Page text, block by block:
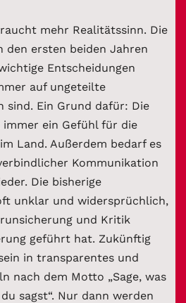
mehr Realitätssinn. Die
den ersten beiden Jahren
Entscheidungen
auf ungeteilte
sind. Ein Grund dafür: Die
ein Gefühl für die
Land. Außerdem bedarf es
Kommunikation
Die bisherige
unklar und widersprüchlich,
und Kritik
geführt hat. Zukünftig
in transparentes und
nach dem Motto „Sage, was
sagst“. Nur dann werden